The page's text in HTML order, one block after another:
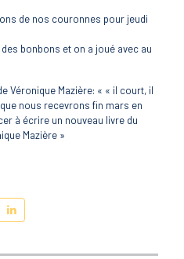
de nos couronnes pour jeudi
bonbons et on a joué avec au
Véronique Mazière: « « il court, il
nous recevrons fin mars en
à écrire un nouveau livre du
Mazière »